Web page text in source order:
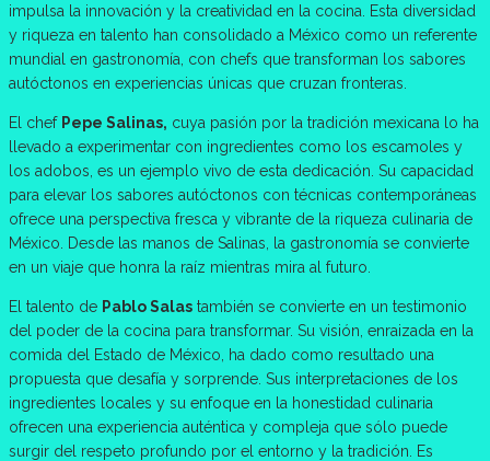
impulsa la innovación y la creatividad en la cocina. Esta diversidad
y riqueza en talento han consolidado a México como un referente
mundial en gastronomía, con chefs que transforman los sabores
autóctonos en experiencias únicas que cruzan fronteras.
El chef Pepe Salinas, cuya pasión por la tradición mexicana lo ha
llevado a experimentar con ingredientes como los escamoles y
los adobos, es un ejemplo vivo de esta dedicación. Su capacidad
para elevar los sabores autóctonos con técnicas contemporáneas
ofrece una perspectiva fresca y vibrante de la riqueza culinaria de
México. Desde las manos de Salinas, la gastronomía se convierte
en un viaje que honra la raíz mientras mira al futuro.
El talento de Pablo Salas también se convierte en un testimonio
del poder de la cocina para transformar. Su visión, enraizada en la
comida del Estado de México, ha dado como resultado una
propuesta que desafía y sorprende. Sus interpretaciones de los
ingredientes locales y su enfoque en la honestidad culinaria
ofrecen una experiencia auténtica y compleja que sólo puede
surgir del respeto profundo por el entorno y la tradición. Es